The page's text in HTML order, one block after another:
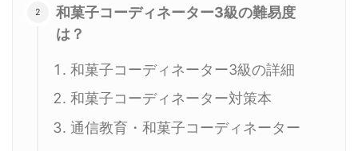
和菓子コーディネーター3級の難易度
は？
和菓子コーディネーター3級の詳細
和菓子コーディネーター対策本
通信教育・和菓子コーディネーター